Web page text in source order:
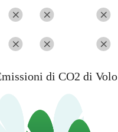
di CO2 di Volo